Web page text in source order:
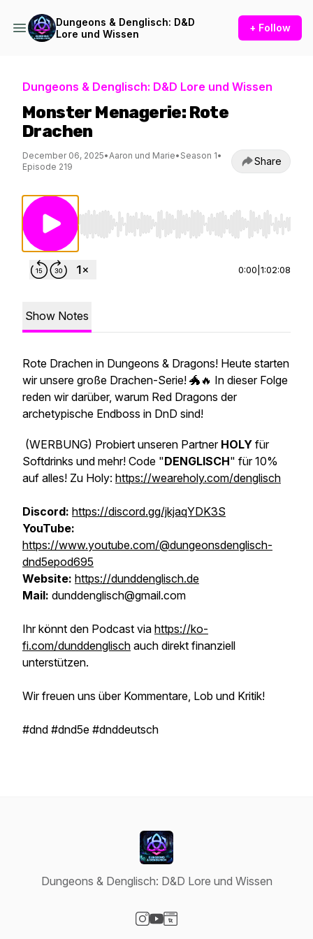
Dungeons & Denglisch: D&D
Lore und Wissen
+ Follow
Dungeons & Denglisch: D&D Lore und Wissen
Monster Menagerie: Rote
Drachen
December 06, 2025•Aaron und Marie• Season 1•
Episode 219
Share
Use Left/Right to seek, Home/End to jump to
0:00 1:02:08
Show Notes
Rote Drachen in Dungeons & Dragons! Heute starten
wir unsere große Drachen-Serie! 🐲🔥 In dieser Folge
reden wir darüber, warum Red Dragons der
archetypische Endboss in DnD sind!
(WERBUNG) Probiert unseren Partner HOLY für
Softdrinks und mehr! Code "DENGLISCH" für 10%
auf alles! Zu Holy: https://weareholy.com/denglisch
Discord: https://discord.gg/jkjaqYDK3S
YouTube:
https://www.youtube.com/@dungeonsdenglisch-
dnd5epod695
Website: https://dunddenglisch.de
Mail: dunddenglisch@gmail.com
Ihr könnt den Podcast via https://ko-
fi.com/dunddenglisch auch direkt finanziell
unterstützen.
Wir freuen uns über Kommentare, Lob und Kritik!
#dnd #dnd5e #dnddeutsch
Dungeons & Denglisch: D&D Lore und Wissen